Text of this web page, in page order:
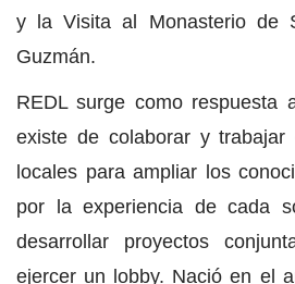
y la Visita al Monasterio de
Guzmán.
REDL surge como respuesta
existe de colaborar y trabajar
locales para ampliar los
por la experiencia de cada
desarrollar proyectos
ejercer un lobby. Nació en el